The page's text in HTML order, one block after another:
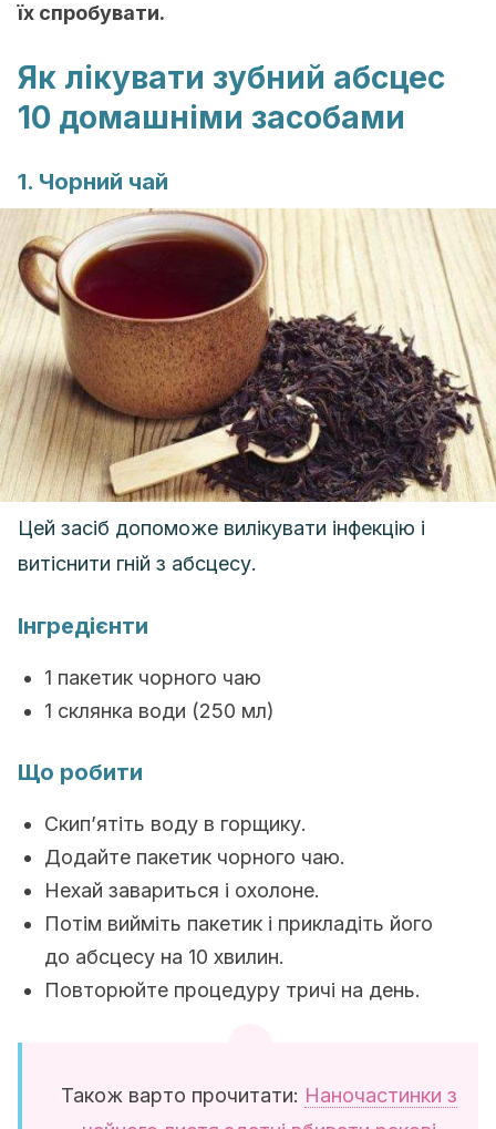
їх спробувати.
Як лікувати зубний абсцес
10 домашніми засобами
1. Чорний чай
Цей засіб допоможе вилікувати інфекцію і
витіснити гній з абсцесу.
Інгредієнти
1 пакетик чорного чаю
1 склянка води (250 мл)
Що робити
Скип’ятіть воду в горщику.
Додайте пакетик чорного чаю.
Нехай завариться і охолоне.
Потім вийміть пакетик і прикладіть його
до абсцесу на 10 хвилин.
Повторюйте процедуру тричі на день.
Також варто прочитати: Наночастинки з